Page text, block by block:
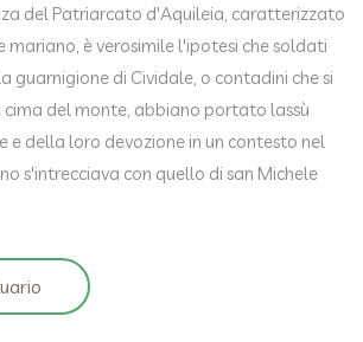
del Patriarcato d'Aquileia, caratterizzato
mariano, è verosimile l'ipotesi che soldati
guarnigione di Cividale, o contadini che si
del monte, abbiano portato lassù
e della loro devozione in un contesto nel
s'intrecciava con quello di san Michele